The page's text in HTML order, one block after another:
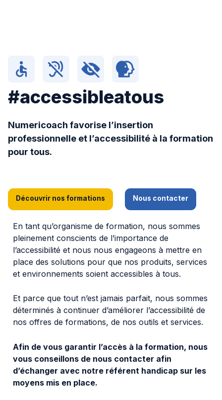
#accessibleatous
Numericoach favorise l’insertion
professionnelle et l’accessibilité à la formation
pour tous.
Découvrir nos formations Nous contacter
En tant qu’organisme de formation, nous sommes
pleinement conscients de l’importance de
l’accessibilité et nous nous engageons à mettre en
place des solutions pour que nos produits, services
et environnements soient accessibles à tous.
Et parce que tout n’est jamais parfait, nous sommes
déterminés à continuer d’améliorer l’accessibilité de
nos offres de formations, de nos outils et services.
Afin de vous garantir l’accès à la formation, nous
vous conseillons de nous contacter afin
d’échanger avec notre référent handicap sur les
moyens mis en place.